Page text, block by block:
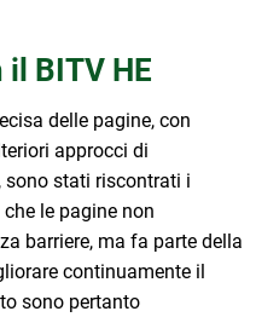
BITV HE
delle pagine, con
approcci di
stati riscontrati i
le pagine non
barriere, ma fa parte della
continuamente il
sono pertanto